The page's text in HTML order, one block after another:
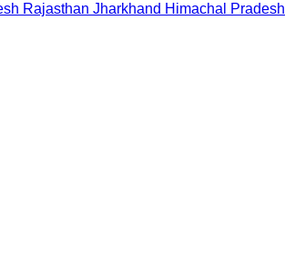
Rajasthan Jharkhand Himachal Pradesh